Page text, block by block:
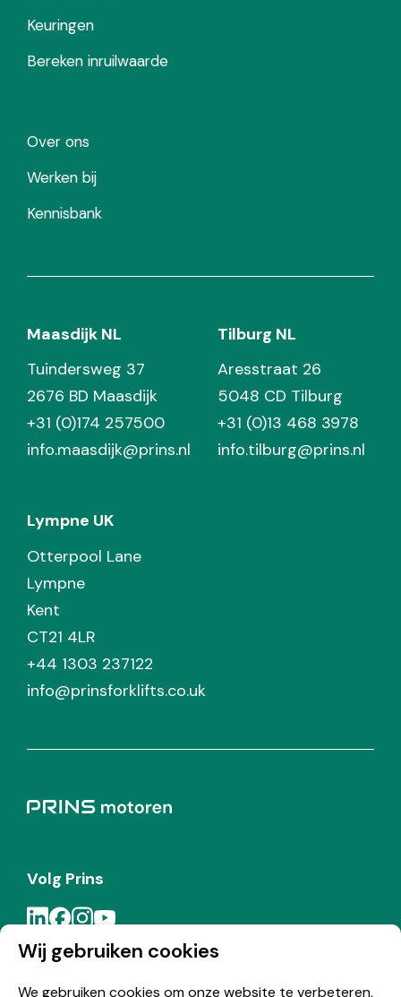
Wij gebruiken cookies
We gebruiken cookies om onze website te verbeteren,
Keuringen
Bereken inruilwaarde
Over ons
Werken bij
Kennisbank
Maasdijk NL
Tuindersweg 37
2676 BD Maasdijk
+31 (0)174 257500
info.maasdijk@prins.nl
Tilburg NL
Aresstraat 26
5048 CD Tilburg
+31 (0)13 468 3978
info.tilburg@prins.nl
Lympne UK
Otterpool Lane
Lympne
Kent
CT21 4LR
+44 1303 237122
info@prinsforklifts.co.uk
Volg Prins
Meld je aan voor de Prins nieuwsbrief